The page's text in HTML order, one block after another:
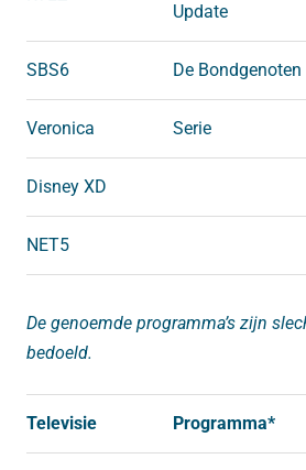
Update
SBS6 De Bondgenoten
Veronica Serie
Disney XD
NET5
De genoemde programma’s zijn
bedoeld.
Televisie Programma*